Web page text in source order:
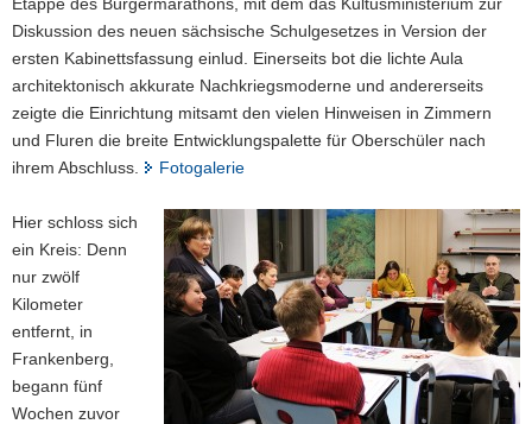
a
v
i
g
a
t
o
n
Diskussion des neuen sächsische Schulgesetzes in Version der
ersten Kabinettsfassung einlud. Einerseits bot die lichte Aula
architektonisch akkurate Nachkriegsmoderne und andererseits
zeigte die Einrichtung mitsamt den vielen Hinweisen in Zimmern
und Fluren die breite Entwicklungspalette für Oberschüler nach
ihrem Abschluss.
Fotogalerie
Hier schloss sich
ein Kreis: Denn
nur zwölf
Kilometer
entfernt, in
Frankenberg,
begann fünf
Wochen zuvor